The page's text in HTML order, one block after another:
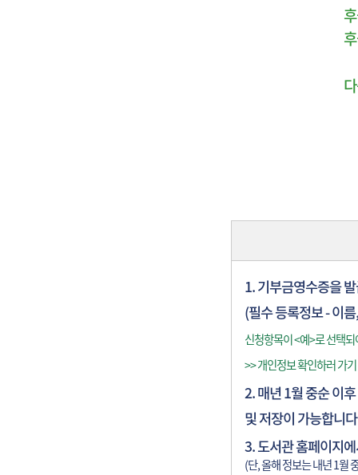
1. 기부금영수증을
(필수 등록정보 - 이
신청항목이 <예>로 선택
>>개인정보 확인하러 가기
2. 매년 1월 중순 이
및 저장이 가능합니
3. 도서관 홈페이지
(단, 올해 정보는 내년 1월